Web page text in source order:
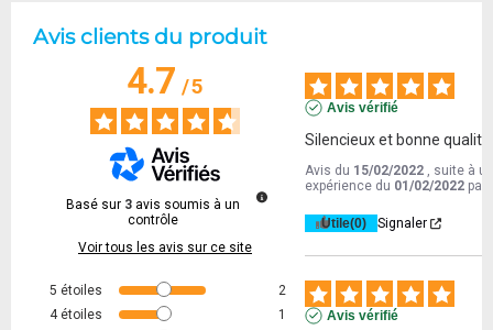
Avis clients du produit
4.7/5
Basé sur 3 avis soumis à un
contrôle
Voir tous les avis sur ce site
5 étoiles
2
4 étoiles
1
Avis vérifié
Silencieux et bonne qualité
Avis du 15/02/2022 , suite à
expérience du 01/02/2022 par
Utile(0) Signaler
Avis vérifié